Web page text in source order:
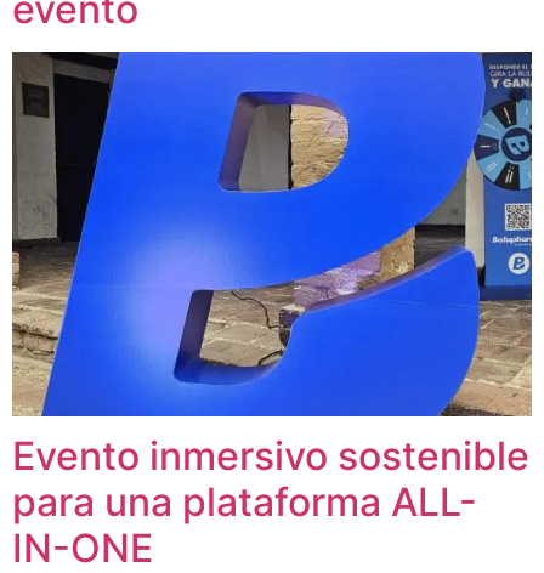
Evento inmersivo sostenible
para una plataforma ALL-
IN-ONE